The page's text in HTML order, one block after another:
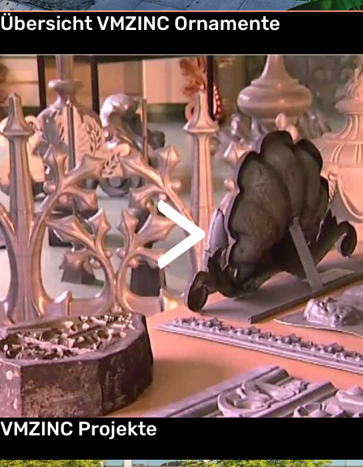
Übersicht VMZINC Ornamente
VMZINC Projekte